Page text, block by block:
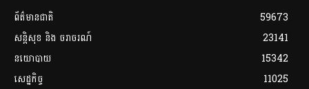
ព័ត៌មានជាតិ
59673
សន្តិសុខ និង ចរាចរណ៍
23141
នយោបាយ
15342
សេដ្ឋកិច្ច
11025